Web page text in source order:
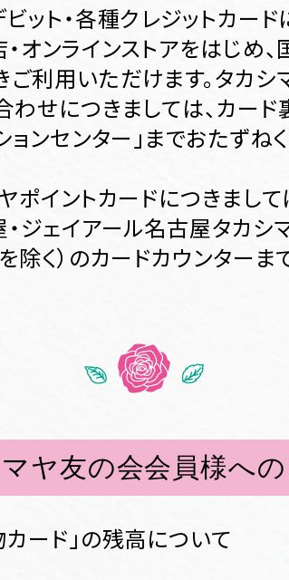
ット・各種クレジットカー
オンラインストアをはじめ
利用いただけます。タカシ
わせにつきましては、カー
ョンセンター」までおたずね
ポイントカードにつきまし
ジェイアール名古屋タカシ
除く）のカードカウンター
ヤ友の会会員様へ
ード」の残高について